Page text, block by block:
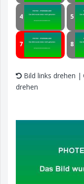
4 5
7 8
Bild links drehen |
drehen